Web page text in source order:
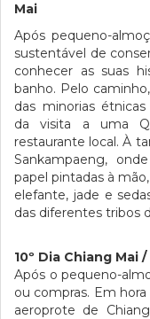
Mai
Após pequeno-
sustentável de
conhecer as suas
banho. Pelo
das minorias étnicas
da visita a uma
restaurante local. À
Sankampaeng,
papel pintadas à
elefante, jade e
das diferentes tribos
10º Dia Chiang Mai
Após o pequeno-
ou compras. Em
aeroprote de